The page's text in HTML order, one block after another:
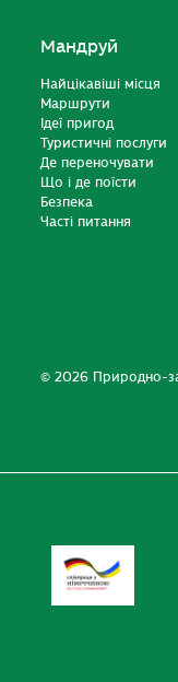
Мандруй
Найцікавіші місця
Маршрути
Ідеї пригод
Туристичні послуги
Де переночувати
Що і де поїсти
Безпека
Часті питання
© 2026 Природно-